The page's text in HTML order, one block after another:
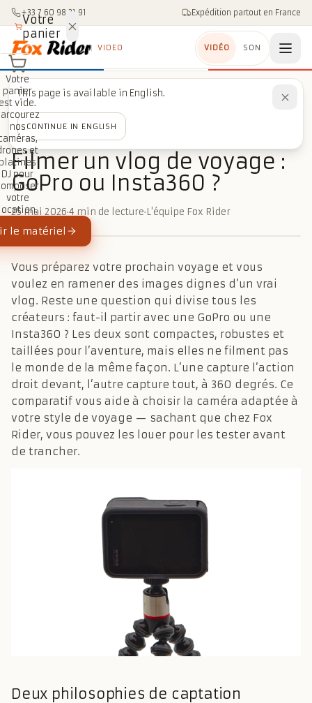
Aller au contenu
+33 7 60 98 21 91 Expédition partout en France
VIDEO VIDÉO SON
Accueil/Blog/ Caméras action & 360
/
CAMÉRAS ACTION & 360
Filmer un vlog de voyage :
GoPro ou Insta360 ?
25 mai 2026·4 min de lecture·L'équipe Fox Rider
Vous préparez votre prochain voyage et vous
voulez en ramener des images dignes d’un vrai
vlog. Reste une question qui divise tous les
créateurs : faut-il partir avec une GoPro ou une
Insta360 ? Les deux sont compactes, robustes et
taillées pour l’aventure, mais elles ne filment pas
le monde de la même façon. L’une capture l’action
droit devant, l’autre capture tout, à 360 degrés. Ce
comparatif vous aide à choisir la caméra adaptée à
votre style de voyage — sachant que chez Fox
Rider, vous pouvez les louer pour les tester avant
de trancher.
Deux philosophies de captation
Votre
panier
Votre
panier
vide.
nos
et
DJ pour
votre
le matériel
This page is available in English.
CONTINUE IN ENGLISH